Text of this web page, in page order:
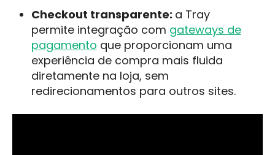
Checkout transparente: a Tray
permite integração com gateways de
pagamento que proporcionam uma
experiência de compra mais fluida
diretamente na loja, sem
redirecionamentos para outros sites.